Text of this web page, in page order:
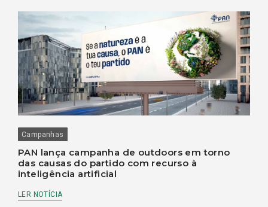
Campanhas
PAN lança campanha de outdoors em torno
das causas do partido com recurso à
inteligência artificial
LER NOTÍCIA